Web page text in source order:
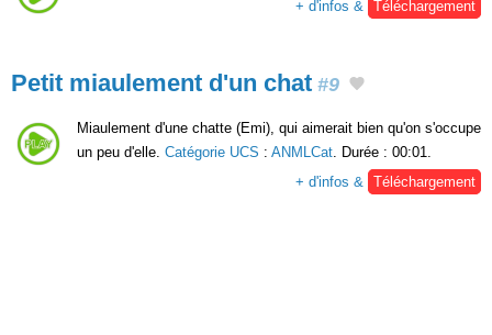
+ d'infos & Téléchargement
Petit miaulement d'un chat #9
Miaulement d'une chatte (Emi), qui aimerait bien qu'on s'occupe
un peu d'elle. Catégorie UCS : ANMLCat. Durée : 00:01.
+ d'infos & Téléchargement